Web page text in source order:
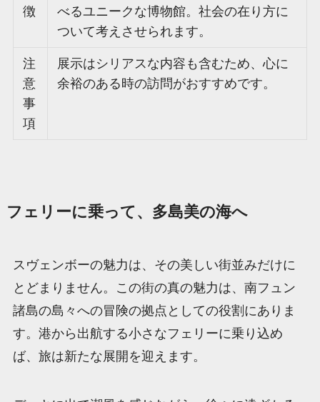
徴
べるユニークな博物館。社会の在り方に
ついて考えさせられます。
注
意
事
項
展示はシリアスな内容も含むため、心に
余裕のある時の訪問がおすすめです。
フェリーに乗って、多島美の海へ
スヴェンボーの魅力は、その美しい街並みだけに
とどまりません。この街の真の魅力は、南フュン
諸島の島々への冒険の拠点としての役割にありま
す。港から出航する小さなフェリーに乗り込め
ば、旅は新たな展開を迎えます。